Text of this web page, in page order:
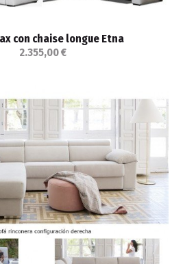
con chaise longue Etna
2.355,00 €